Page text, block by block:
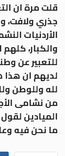
قلت مرة ان
جذري ولافت،
الأردنيات
والكبار،
للتعبير عن
لديهم ان هذا
لله وللوطن
من نشامى
الميادين
ما نحن فيه